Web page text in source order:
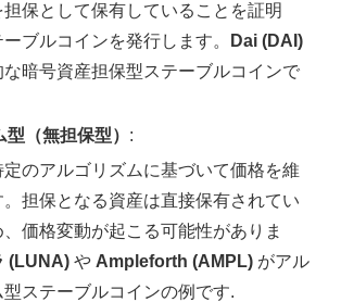
保として保有していることを証明
ーブルコインを発行します。
Dai (DAI)
な暗号資産担保型ステーブルコインで
（無担保型） :
定のアルゴリズムに基づいて価格を維
。担保となる資産は直接保有されてい
、価格変動が起こる可能性がありま
(LUNA) や Ampleforth (AMPL) がアル
型ステーブルコインの例です.